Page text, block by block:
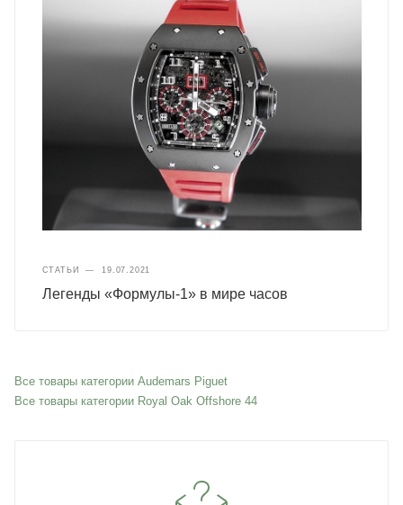
СТАТЬИ — 19.07.2021
Легенды «Формулы-1» в мире часов
Все товары категории Audemars Piguet
Все товары категории Royal Oak Offshore 44